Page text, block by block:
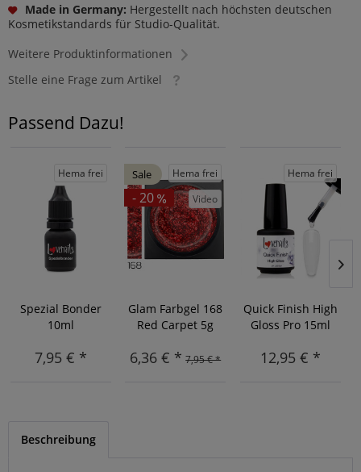
Made in Germany: Hergestellt nach höchsten deutschen
Kosmetikstandards für Studio-Qualität.
Weitere Produktinformationen
Stelle eine Frage zum Artikel
Passend Dazu!
Hema frei
Spezial Bonder
10ml
7,95 € *
Sale
- 20
Hema frei
Video
Glam Farbgel 168
Red Carpet 5g
6,36 € * 7,95 € *
Hema frei
Quick Finish High
Gloss Pro 15ml
12,95 € *
Beschreibung